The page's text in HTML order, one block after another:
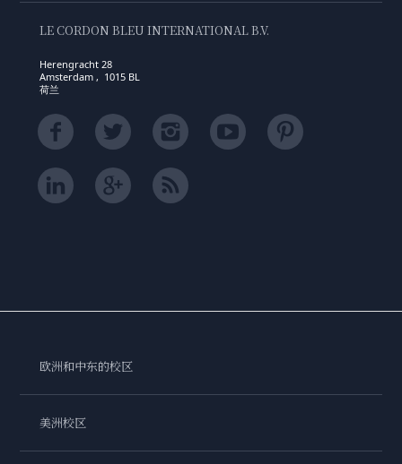
LE CORDON BLEU INTERNATIONAL B.V.
Herengracht 28
Amsterdam , 1015 BL
荷兰
欧洲和中东的校区
美洲校区